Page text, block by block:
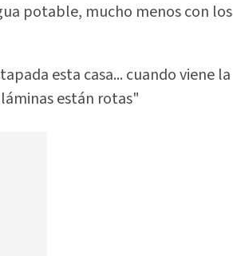
potable, mucho menos con los
esta casa... cuando viene la
están rotas"